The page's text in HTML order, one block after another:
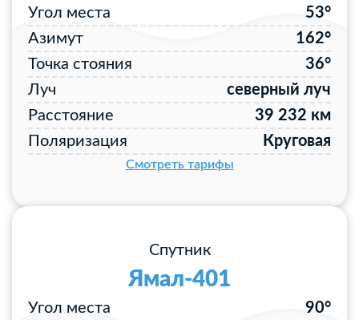
Угол места
53°
Азимут
162°
Точка стояния
36°
Луч
северный луч
Расстояние
39 232 км
Поляризация
Круговая
Смотреть тарифы
Спутник
Ямал-401
Угол места
90°